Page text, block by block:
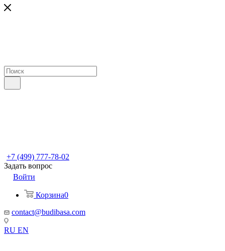
+7 (499) 777-78-02
Задать вопрос
Войти
Корзина0
contact@budibasa.com
RU EN